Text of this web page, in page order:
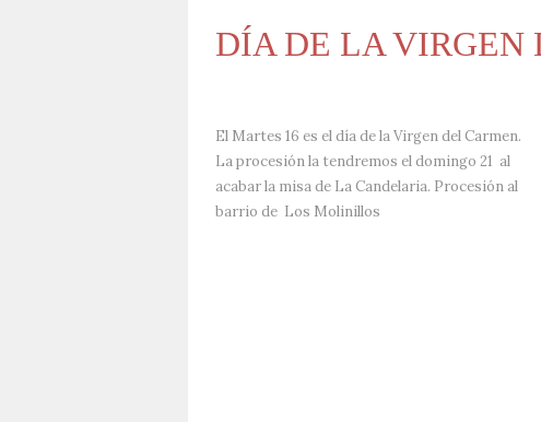
DÍA DE LA VIRGEN
El Martes 16 es el día de la Virgen del Carmen.
La procesión la tendremos el domingo 21 al
acabar la misa de La Candelaria. Procesión al
barrio de Los Molinillos